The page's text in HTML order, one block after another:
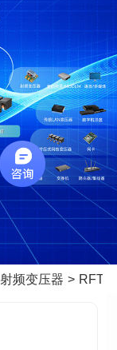
射频变压器 RFT-